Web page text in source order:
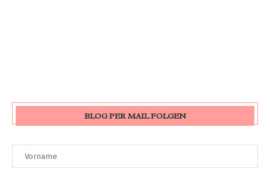
BLOG PER MAIL FOLGEN